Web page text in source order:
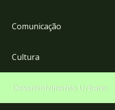
Comunicação
Cultura
Desenvolvimento Urbano